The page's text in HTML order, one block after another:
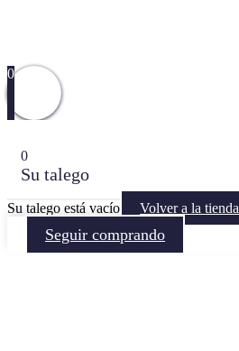
0
0
Su talego
Su talego está vacío Volver a la tienda
Seguir comprando